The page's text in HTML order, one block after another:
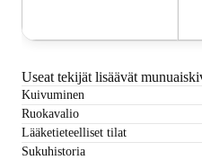
Useat tekijät lisäävät
Kuivuminen
Ruokavalio
Lääketieteelliset tilat
Sukuhistoria